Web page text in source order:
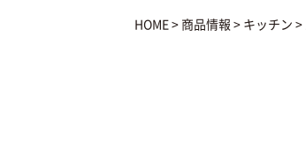
HOME > 商品情報 > キッチン >